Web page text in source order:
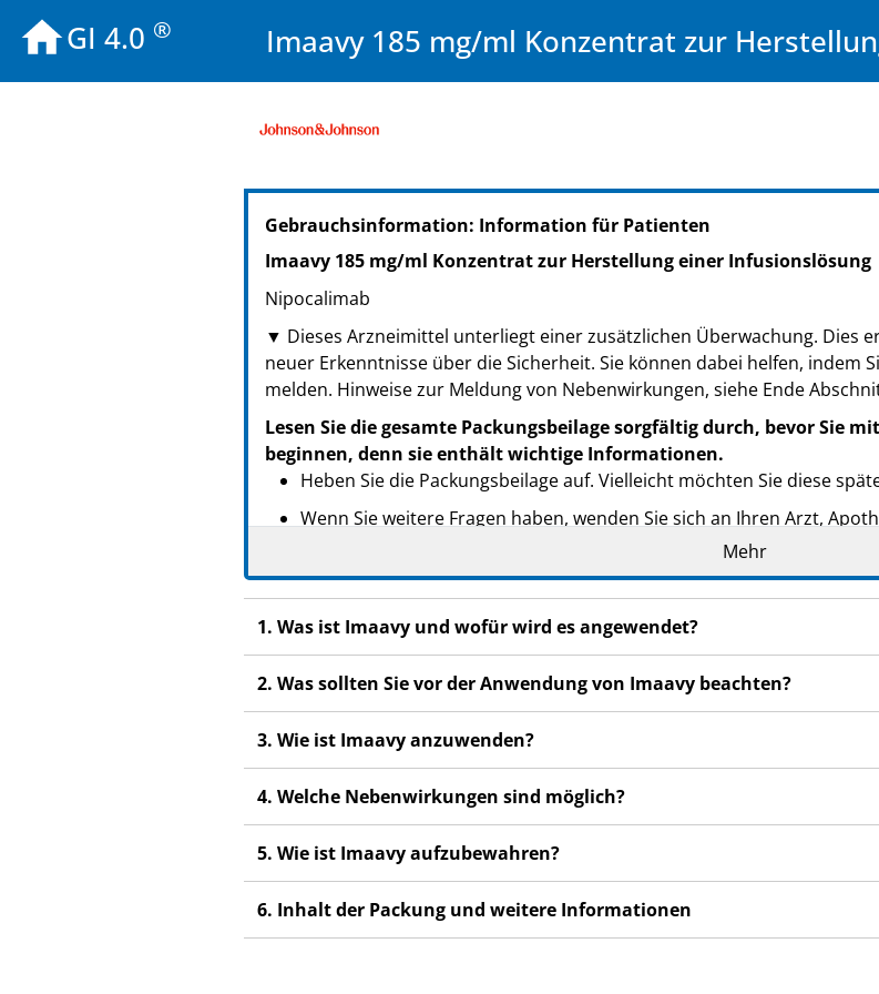
GI 4.0 ® Imaavy 185 mg/ml Konzentrat zur
PZN: 19752636
PPN: 111975263622
NTIN: 04150197526367
PPN: 111975264285
NTIN: 04150197526428
PZN: 19752613
PPN: 111975261366
NTIN: 04150197526138
Gebrauchsinformation: Information für Patienten
Imaavy 185 mg/ml Konzentrat zur Herstellung einer Infusionslösung
Nipocalimab
▼ Dieses Arzneimittel unterliegt einer zusätzlichen Überwachung. Dies
neuer Erkenntnisse über die Sicherheit. Sie können dabei helfen, indem
melden. Hinweise zur Meldung von Nebenwirkungen, siehe Ende
Lesen Sie die gesamte Packungsbeilage sorgfältig durch, bevor Sie
beginnen, denn sie enthält wichtige Informationen.
Heben Sie die Packungsbeilage auf. Vielleicht möchten Sie diese
Wenn Sie weitere Fragen haben, wenden Sie sich an Ihren Arzt,
Dieses Arzneimittel wurde Ihnen persönlich verschrieben. Geben
Fachpersonal. Dies gilt auch für Nebenwirkungen, die nicht in dieser
Mehr
1. Was ist Imaavy und wofür wird es angewendet?
2. Was sollten Sie vor der Anwendung von Imaavy beachten?
3. Wie ist Imaavy anzuwenden?
4. Welche Nebenwirkungen sind möglich?
5. Wie ist Imaavy aufzubewahren?
6. Inhalt der Packung und weitere Informationen